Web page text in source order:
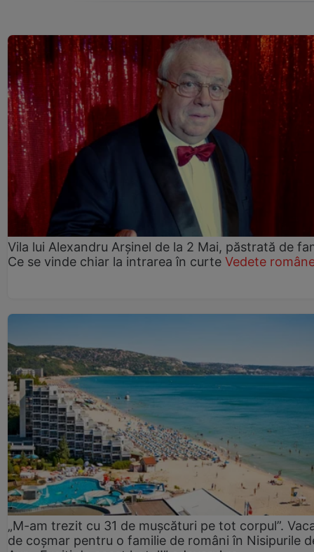
Vila lui Alexandru Arșinel de la 2 Mai, păstrată de
Ce se vinde chiar la intrarea în curte Vedete
„M-am trezit cu 31 de mușcături pe tot corpul”.
de coșmar pentru o familie de români în Nisipurile